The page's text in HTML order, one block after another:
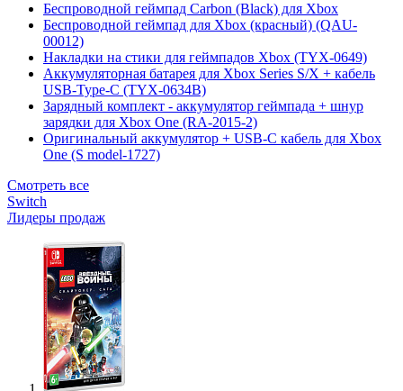
Беспроводной геймпад Carbon (Black) для Xbox
Беспроводной геймпад для Xbox (красный) (QAU-
00012)
Накладки на стики для геймпадов Xbox (TYX-0649)
Аккумуляторная батарея для Xbox Series S/X + кабель
USB-Type-C (TYX-0634B)
Зарядный комплект - аккумулятор геймпада + шнур
зарядки для Xbox One (RA-2015-2)
Оригинальный аккумулятор + USB-C кабель для Xbox
One (S model-1727)
Смотреть все
Switch
Лидеры продаж